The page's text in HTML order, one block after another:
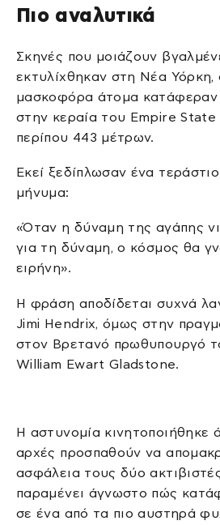
Πιο αναλυτικά
Σκηνές που μοιάζουν
εκτυλίχθηκαν στη Νέα Υόρκη,
μασκοφόρα άτομα
στην κεραία του Empire
περίπου 443 μέτρων.
Εκεί ξεδίπλωσαν ένα
μήνυμα:
«Όταν η δύναμη της αγάπης
για τη δύναμη, ο κόσμος θα
ειρήνη».
Η φράση αποδίδεται συχνά
Jimi Hendrix, όμως στην
στον Βρετανό πρωθυπουργό
William Ewart Gladstone.
Η αστυνομία κινητοποιήθηκε
αρχές προσπαθούν να
ασφάλεια τους δύο
παραμένει άγνωστο πώς
σε ένα από τα πιο αυστηρά